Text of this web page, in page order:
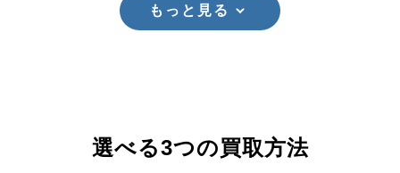
もっと見る
選べる3つの買取方法